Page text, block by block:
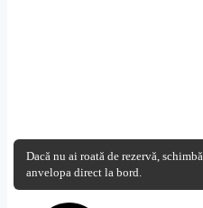
Dacă nu ai roată de rezervă,
anvelopa direct la bord.